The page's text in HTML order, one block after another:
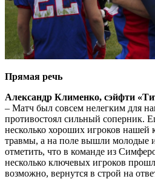
Прямая речь
Александр Клименко, сэйфти
– Матч был совсем нелегким для
противостоял сильный соперник.
несколько хороших игроков нашей
травмы, а на поле вышли молодые
отметить, что в команде из
несколько ключевых игроков
возможно, вернутся в строй на